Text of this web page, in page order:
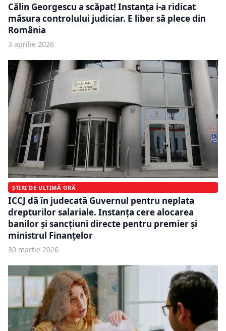
Călin Georgescu a scăpat! Instanța i-a ridicat
măsura controlului judiciar. E liber să plece din
România
3 aprilie 2026
ȘTIRI DE ULTIMĂ ORĂ
ICCJ dă în judecată Guvernul pentru neplata
drepturilor salariale. Instanța cere alocarea
banilor și sancțiuni directe pentru premier și
ministrul Finanțelor
30 martie 2026